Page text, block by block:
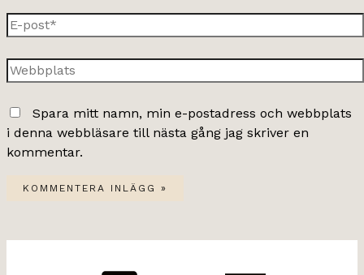
E-
post*
Webbplats
Spara mitt namn, min e-postadress och webbplats
i denna webbläsare till nästa gång jag skriver en
kommentar.